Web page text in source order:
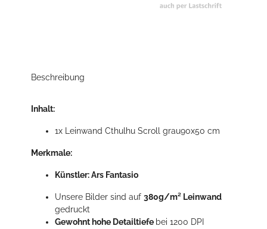
Beschreibung
Inhalt:
1x Leinwand Cthulhu Scroll grau90x50 cm
Merkmale:
Künstler: Ars Fantasio
Unsere Bilder sind auf 380g/m² Leinwand
gedruckt
Gewohnt hohe Detailtiefe bei 1200 DPI